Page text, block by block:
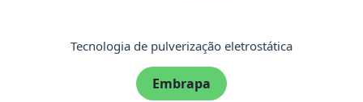
Tecnologia de pulverização eletrostática
Embrapa